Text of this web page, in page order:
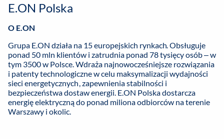
E.ON Polska
O E.ON
Grupa E.ON działa na 15 europejskich rynkach. Obsługuje
ponad 50 mln klientów i zatrudnia ponad 78 tysięcy osób – w
tym 3500 w Polsce. Wdraża najnowocześniejsze rozwiązania
i patenty technologiczne w celu maksymalizacji wydajności
sieci energetycznych, zapewnienia stabilności i
bezpieczeństwa dostaw energii. E.ON Polska dostarcza
energię elektryczną do ponad miliona odbiorców na terenie
Warszawy i okolic.